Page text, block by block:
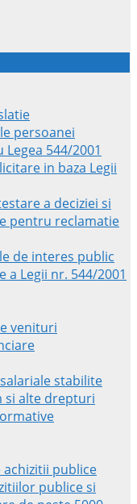
persoanei
544/2001
in baza Legii
a deciziei si
pentru reclamatie
de interes public
a Legii nr. 544/2001
venituri
stabilite
si alte drepturi
publice
publice si